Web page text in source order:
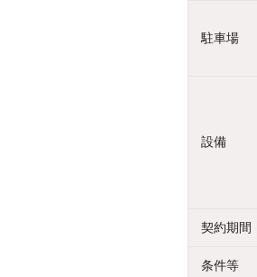
駐車場
設備
契約期間
条件等